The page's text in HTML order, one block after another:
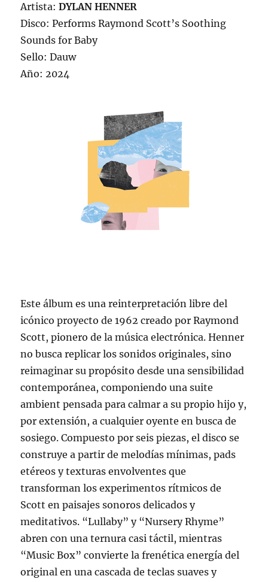
Artista:DYLAN HENNER
Disco: Performs Raymond Scott’s Soothing
Sounds for Baby
Sello: Dauw
Año: 2024
Este álbum es una reinterpretación libre del
icónico proyecto de 1962 creado por Raymond
Scott, pionero de la música electrónica. Henner
no busca replicar los sonidos originales, sino
reimaginar su propósito desde una sensibilidad
contemporánea, componiendo una suite
ambient pensada para calmar a su propio hijo y,
por extensión, a cualquier oyente en busca de
sosiego. Compuesto por seis piezas, el disco se
construye a partir de melodías mínimas, pads
etéreos y texturas envolventes que
transforman los experimentos rítmicos de
Scott en paisajes sonoros delicados y
meditativos. “Lullaby” y “Nursery Rhyme”
abren con una ternura casi táctil, mientras
“Music Box” convierte la frenética energía del
original en una cascada de teclas suaves y